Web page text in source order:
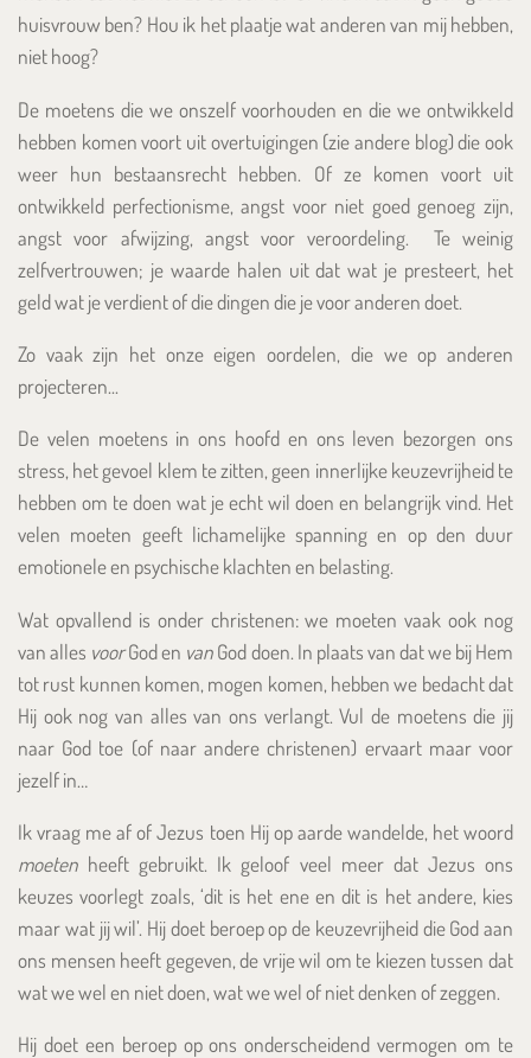
huisvrouw ben? Hou ik het plaatje wat anderen van mij hebben,
niet hoog?
De moetens die we onszelf voorhouden en die we ontwikkeld
hebben komen voort uit overtuigingen (zie andere blog) die ook
weer hun bestaansrecht hebben. Of ze komen voort uit
ontwikkeld perfectionisme, angst voor niet goed genoeg zijn,
angst voor afwijzing, angst voor veroordeling. Te weinig
zelfvertrouwen; je waarde halen uit dat wat je presteert, het
geld wat je verdient of die dingen die je voor anderen doet.
Zo vaak zijn het onze eigen oordelen, die we op anderen
projecteren...
De velen moetens in ons hoofd en ons leven bezorgen ons
stress, het gevoel klem te zitten, geen innerlijke keuzevrijheid te
hebben om te doen wat je echt wil doen en belangrijk vind. Het
velen moeten geeft lichamelijke spanning en op den duur
emotionele en psychische klachten en belasting.
Wat opvallend is onder christenen: we moeten vaak ook nog
van alles voorGod en vanGod doen. In plaats van dat we bij Hem
tot rust kunnen komen, mogen komen, hebben we bedacht dat
Hij ook nog van alles van ons verlangt. Vul de moetens die jij
naar God toe (of naar andere christenen) ervaart maar voor
jezelf in…
Ik vraag me af of Jezus toen Hij op aarde wandelde, het woord
moeten heeft gebruikt. Ik geloof veel meer dat Jezus ons
keuzes voorlegt zoals, ‘dit is het ene en dit is het andere, kies
maar wat jij wil’. Hij doet beroep op de keuzevrijheid die God aan
ons mensen heeft gegeven, de vrije wil om te kiezen tussen dat
wat we wel en niet doen, wat we wel of niet denken of zeggen.
Hij doet een beroep op ons onderscheidend vermogen om te